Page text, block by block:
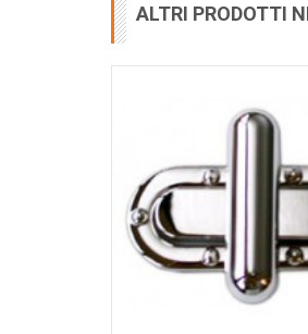
ALTRI PRODOTTI